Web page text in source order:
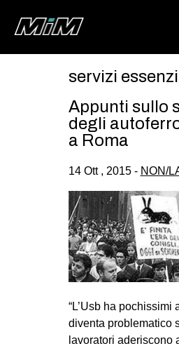
ABOUT
GAZA
CSOA
MSM
STUDENTI
MILANO
servizi
Appunti sullo
degli
a Roma
14 Ott , 2015 - NON/
“L’Usb ha pochissimi
diventa problematico
lavoratori aderiscono